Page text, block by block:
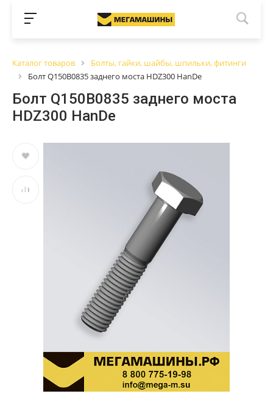
Каталог товаров
Болты, гайки, шайбы, шпильки, фитинги
Болт Q150B0835 заднего моста HDZ300 HanDe
Болт Q150B0835 заднего моста
HDZ300 HanDe